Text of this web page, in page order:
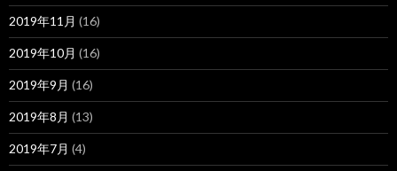
2019年11月 (16)
2019年10月 (16)
2019年9月 (16)
2019年8月 (13)
2019年7月 (4)